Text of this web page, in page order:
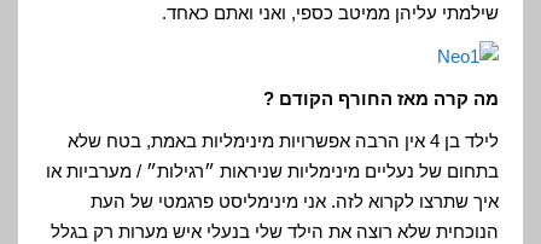
שילמתי עליהן ממיטב כספי, ואני ואתם כאחד.
מה קרה מאז החורף הקודם ?
לילד בן 4 אין הרבה אפשרויות מינימליות באמת, בטח שלא
בתחום של נעליים מינימליות שניראות ״רגילות״ / מערביות או
איך שתרצו לקרוא לזה. אני מינימליסט פרגמטי של העת
הנוכחית שלא רוצה את הילד שלי בנעלי איש מערות רק בגלל